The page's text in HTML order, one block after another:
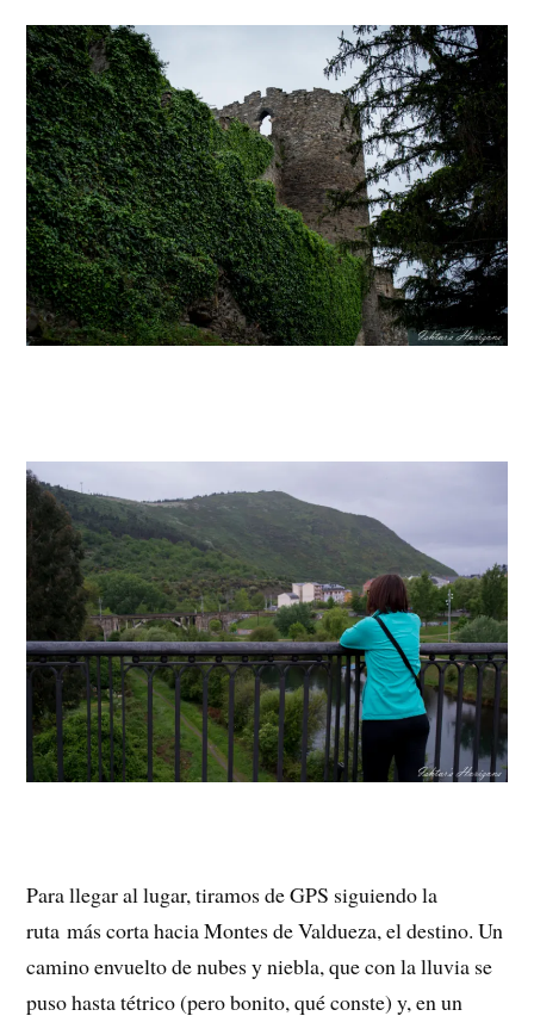
Para llegar al lugar, tiramos de GPS siguiendo la
ruta más corta hacia Montes de Valdueza, el destino. Un
camino envuelto de nubes y niebla, que con la lluvia se
puso hasta tétrico (pero bonito, qué conste) y, en un